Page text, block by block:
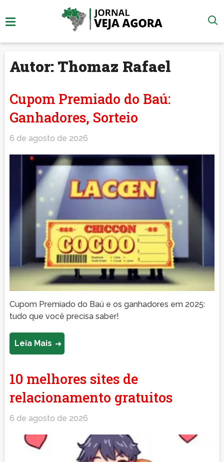
Autor: Thomaz Rafael
Cupom Premiado do Baú:
Ganhadores, Sorteio
6 de agosto de 2026
Cupom Premiado do Baú e os ganhadores em 2025:
tudo que você precisa saber!
Leia Mais
10 melhores sites de
relacionamento gratuitos
6 de agosto de 2026